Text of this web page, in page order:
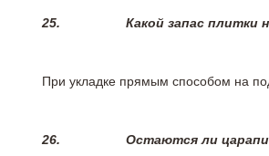
25. Какой запас плитки
При укладке прямым способом на
26. Остаются ли